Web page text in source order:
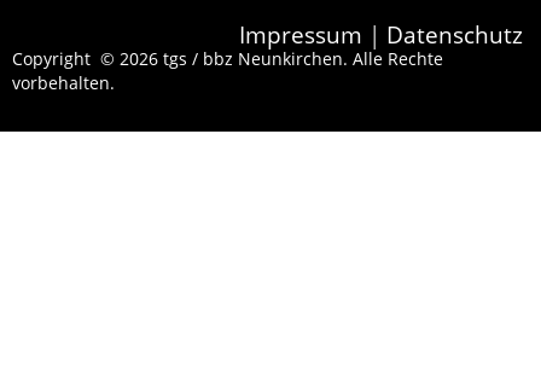
Copyright © 2026 tgs / bbz Neunkirchen. Alle Rechte
vorbehalten.
Impressum | Datenschutz